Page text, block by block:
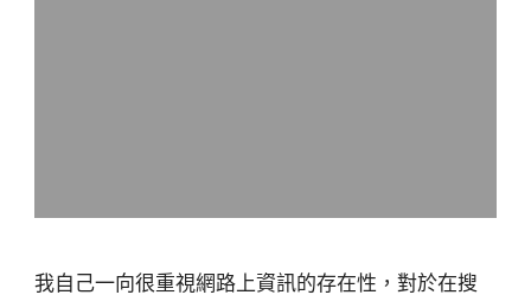
我自己一向很重視網路上資訊的存在性，對於在搜